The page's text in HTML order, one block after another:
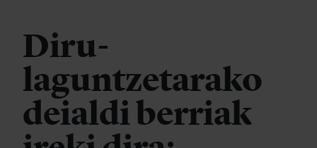
Diru-
laguntzetarako
deialdi berriak